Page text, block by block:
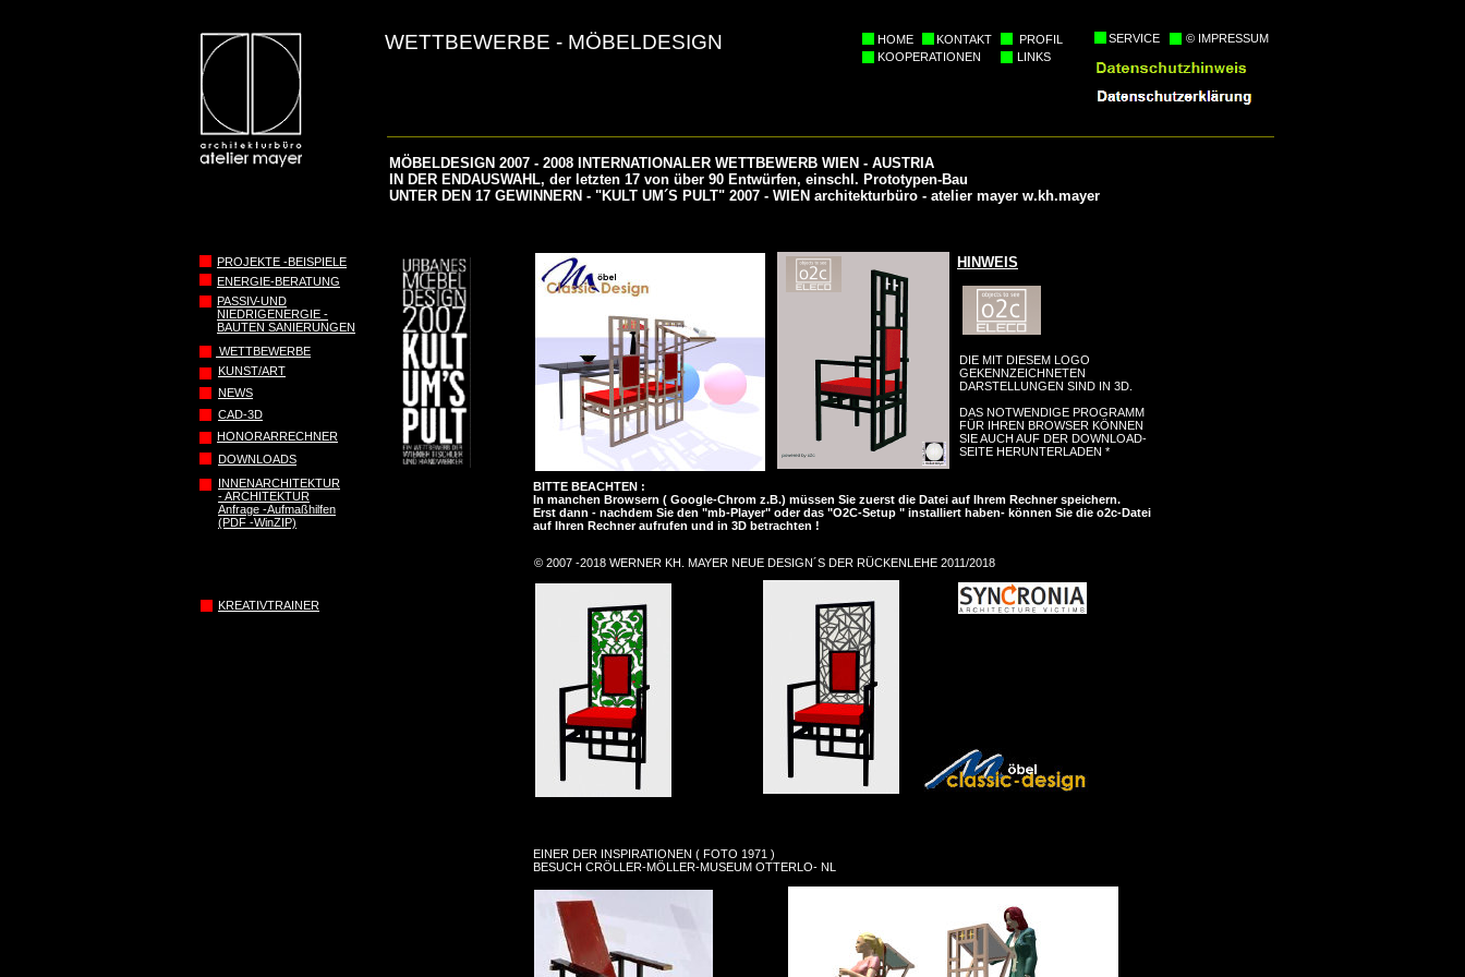
MÖBELDESIGN 2007 - 2008 INTERNATIONALER WETTBEWERB WIEN - AUSTRIA
IN DER ENDAUSWAHL, der letzten 17 von über 90 Entwürfen, einschl. Prototypen-Bau
UNTER DEN 17 GEWINNERN - "KULT UM´S PULT" 2007 - WIEN architekturbüro - atelier mayer w.kh.mayer
WETTBEWERBE - MÖBELDESIGN
EINER DER INSPIRATIONEN ( FOTO 1971 )
BESUCH CRÖLLER-MÖLLER-MUSEUM OTTERLO- NL
DIE MIT DIESEM LOGO
GEKENNZEICHNETEN
DARSTELLUNGEN SIND IN 3D.
DAS NOTWENDIGE PROGRAMM
FÜR IHREN BROWSER KÖNNEN
SIE AUCH AUF DER DOWNLOAD-
SEITE HERUNTERLADEN *
HINWEIS
© 2007 -2018 WERNER KH. MAYER NEUE DESIGN´S DER RÜCKENLEHE 2011/2018
BITTE BEACHTEN :
In manchen Browsern ( Google-Chrom z.B.) müssen Sie zuerst die Datei auf Ihrem Rechner speichern.
Erst dann - nachdem Sie den "mb-Player" oder das "O2C-Setup " installiert haben- können Sie die o2c-Datei
auf Ihren Rechner aufrufen und in 3D betrachten !
NEWS
CAD-3D
DOWNLOADS
PASSIV-UND
NIEDRIGENERGIE -
BAUTEN SANIERUNGEN
ENERGIE-BERATUNG
INNENARCHITEKTUR
- ARCHITEKTUR
Anfrage -Aufmaßhilfen
(PDF -WinZIP)
KREATIVTRAINER
WETTBEWERBE
KUNST/ART
PROJEKTE -BEISPIELE
HONORARRECHNER
SERVICE
LINKS
KONTAKT
HOME
KOOPERATIONEN
PROFIL © IMPRESSUM